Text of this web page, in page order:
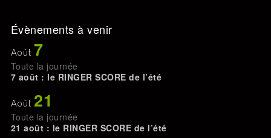
Évènements à venir
Août 7
Toute la journée
7 août : le RINGER SCORE de l’été
Août 21
Toute la journée
21 août : le RINGER SCORE de l’été